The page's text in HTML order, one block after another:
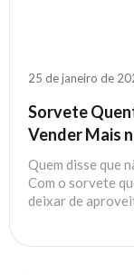
25 de janeiro de
Sorvete
Vender Mais
Quem disse que
Com o sorvete
deixar de